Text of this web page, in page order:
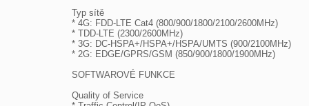
Typ sítě
* 4G: FDD-LTE Cat4 (800/900/1800/2100/2600MHz)
* TDD-LTE (2300/2600MHz)
* 3G: DC-HSPA+/HSPA+/HSPA/UMTS (900/2100MHz)
* 2G: EDGE/GPRS/GSM (850/900/1800/1900MHz)
SOFTWAROVÉ FUNKCE
Quality of Service